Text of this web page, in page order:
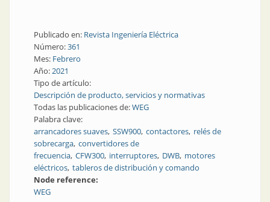
Publicado en: Revista Ingeniería Eléctrica
Número:361
Mes: Febrero
Año:2021
Tipo de artículo:
Descripción de producto, servicios y normativas
Todas las publicaciones de:WEG
Palabra clave:
arrancadores suaves SSW900 contactores relés de
sobrecarga convertidores de
frecuencia CFW300 interruptores DWB motores
eléctricos tableros de distribución y comando
Node reference:
WEG